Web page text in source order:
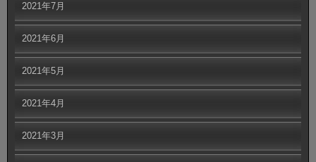
2021年7月
2021年6月
2021年5月
2021年4月
2021年3月